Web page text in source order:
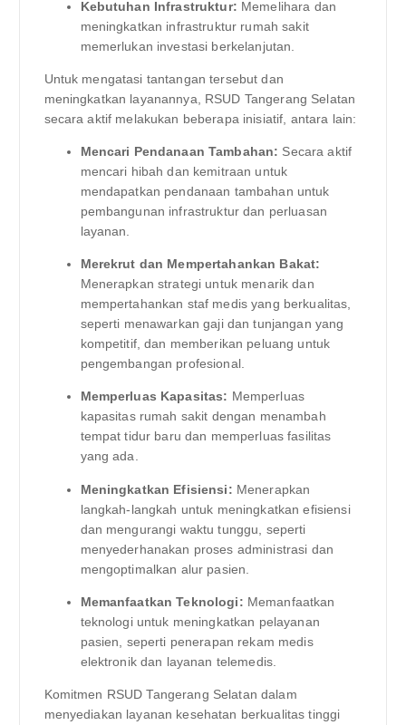
Kebutuhan Infrastruktur: Memelihara dan
meningkatkan infrastruktur rumah sakit
memerlukan investasi berkelanjutan.
Untuk mengatasi tantangan tersebut dan
meningkatkan layanannya, RSUD Tangerang Selatan
secara aktif melakukan beberapa inisiatif, antara lain:
Mencari Pendanaan Tambahan: Secara aktif
mencari hibah dan kemitraan untuk
mendapatkan pendanaan tambahan untuk
pembangunan infrastruktur dan perluasan
layanan.
Merekrut dan Mempertahankan Bakat:
Menerapkan strategi untuk menarik dan
mempertahankan staf medis yang berkualitas,
seperti menawarkan gaji dan tunjangan yang
kompetitif, dan memberikan peluang untuk
pengembangan profesional.
Memperluas Kapasitas: Memperluas
kapasitas rumah sakit dengan menambah
tempat tidur baru dan memperluas fasilitas
yang ada.
Meningkatkan Efisiensi: Menerapkan
langkah-langkah untuk meningkatkan efisiensi
dan mengurangi waktu tunggu, seperti
menyederhanakan proses administrasi dan
mengoptimalkan alur pasien.
Memanfaatkan Teknologi: Memanfaatkan
teknologi untuk meningkatkan pelayanan
pasien, seperti penerapan rekam medis
elektronik dan layanan telemedis.
Komitmen RSUD Tangerang Selatan dalam
menyediakan layanan kesehatan berkualitas tinggi